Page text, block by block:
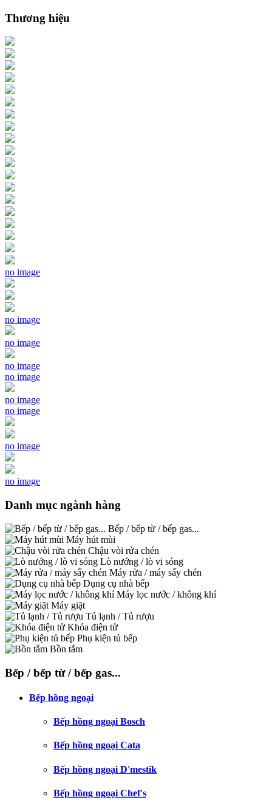
Thương hiệu
no image
no image
no image
no image
no image
no image
no image
no image
no image
Danh mục ngành hàng
Bếp / bếp từ / bếp gas...
Máy hút mùi
Chậu vòi rửa chén
Lò nướng / lò vi sóng
Máy rửa / máy sấy chén
Dụng cụ nhà bếp
Máy lọc nước / không khí
Máy giặt
Tủ lạnh / Tủ rượu
Khóa điện tử
Phụ kiện tủ bếp
Bồn tắm
Bếp / bếp từ / bếp gas...
Bếp hồng ngoại
Bếp hồng ngoại Bosch
Bếp hồng ngoại Cata
Bếp hồng ngoại D'mestik
Bếp hồng ngoại Chef's